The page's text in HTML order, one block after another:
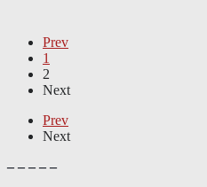
Prev
1
2
Next
Prev
Next
– – – – –